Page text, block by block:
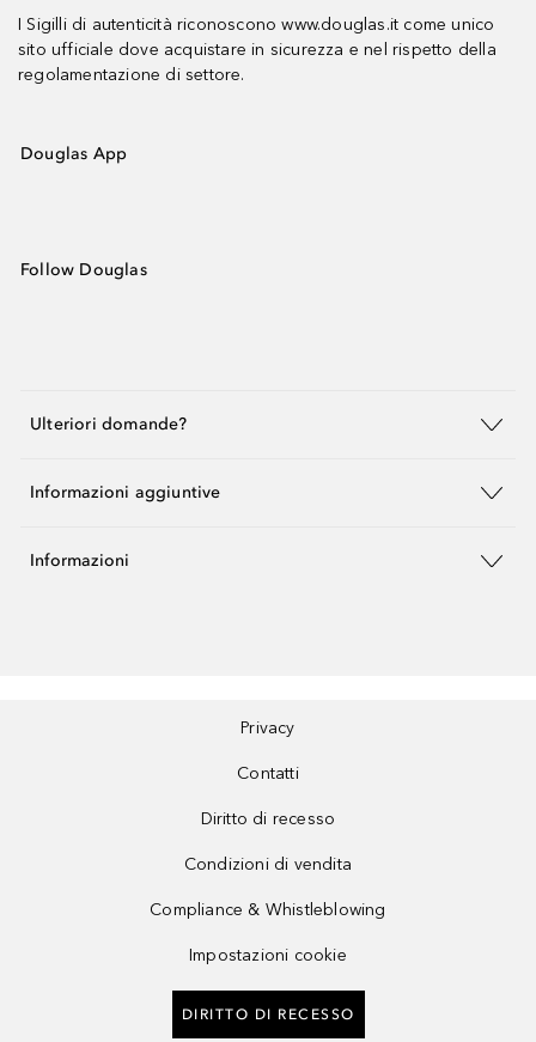
I Sigilli di autenticità riconoscono www.douglas.it come unico
sito ufficiale dove acquistare in sicurezza e nel rispetto della
regolamentazione di settore.
Douglas App
Follow Douglas
Ulteriori domande?
Informazioni aggiuntive
Informazioni
Privacy
Contatti
Diritto di recesso
Condizioni di vendita
Compliance & Whistleblowing
Impostazioni cookie
DIRITTO DI RECESSO